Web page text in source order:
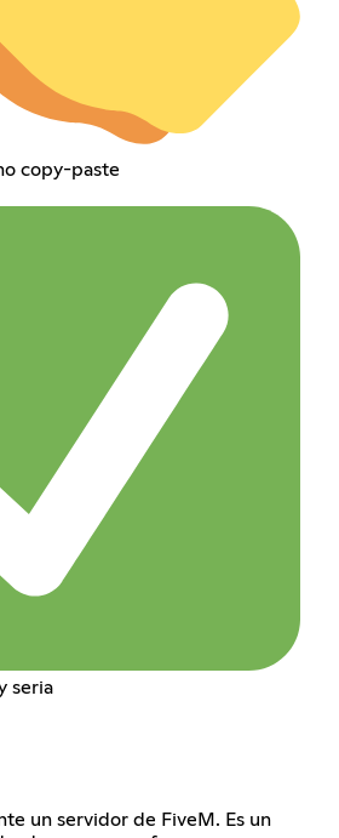
copy-paste
seria
un servidor de FiveM. Es un